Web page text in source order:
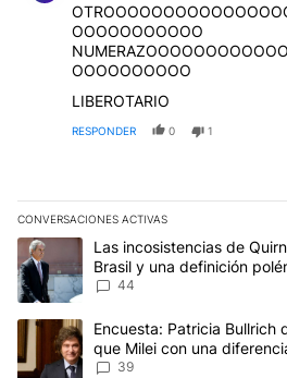
OOOOOOOOOOO
OOOOOOOOOO
LIBEROTARIO
RESPONDER 0 1
CONVERSACIONES ACTIVAS
Este listado muestra los artículos
Un artículo de tendencia con el título
Las incosistencias de
Brasil y una definición
concepto antiguo"
44
Un artículo de tendencia con el
Encuesta: Patricia Bullrich
que Milei con una
negativa
39